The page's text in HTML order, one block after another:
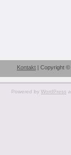
Kontakt | Copyright ©
Powered by WordPress